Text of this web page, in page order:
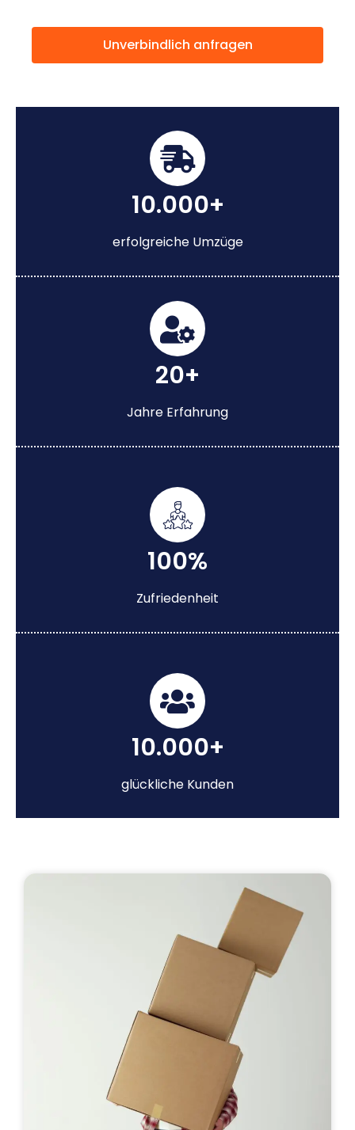
Unverbindlich anfragen
10.000+
erfolgreiche Umzüge
20+
Jahre Erfahrung
100%
Zufriedenheit
10.000+
glückliche Kunden